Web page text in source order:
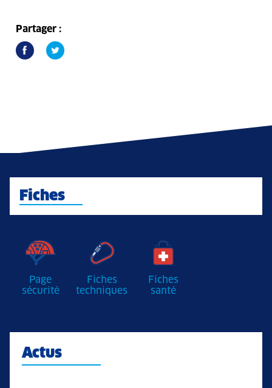
Partager :
Fiches
Page
sécurité
Fiches
techniques
Fiches
santé
Actus